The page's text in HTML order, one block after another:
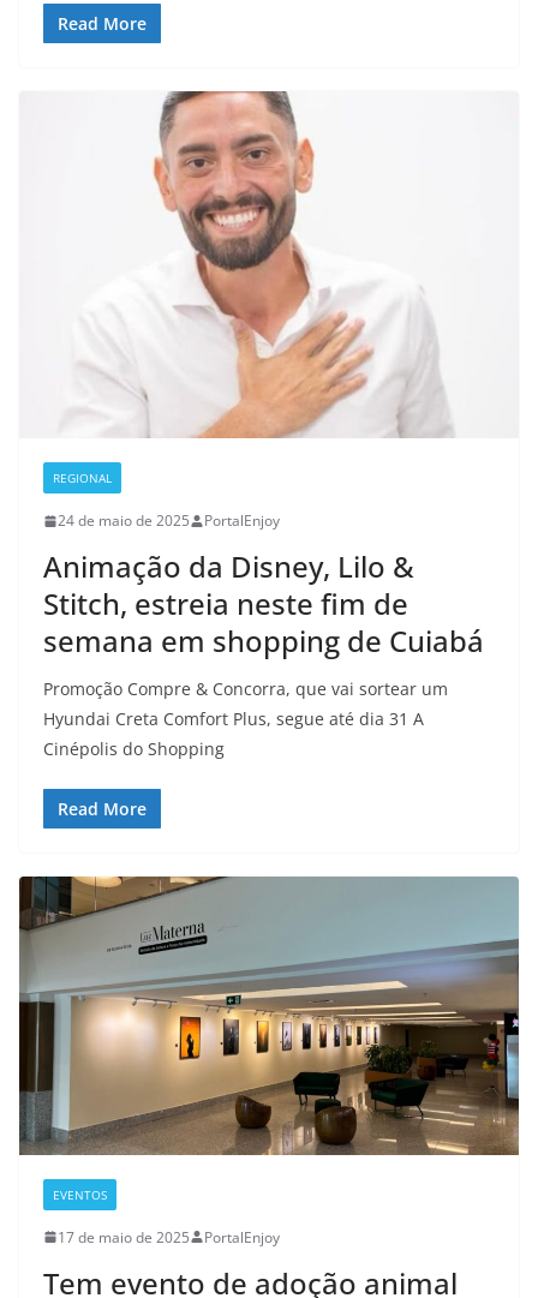
Read More
REGIONAL
24 de maio de 2025 PortalEnjoy
Animação da Disney, Lilo &
Stitch, estreia neste fim de
semana em shopping de Cuiabá
Promoção Compre & Concorra, que vai sortear um
Hyundai Creta Comfort Plus, segue até dia 31 A
Cinépolis do Shopping
Read More
EVENTOS
17 de maio de 2025 PortalEnjoy
Tem evento de adoção animal